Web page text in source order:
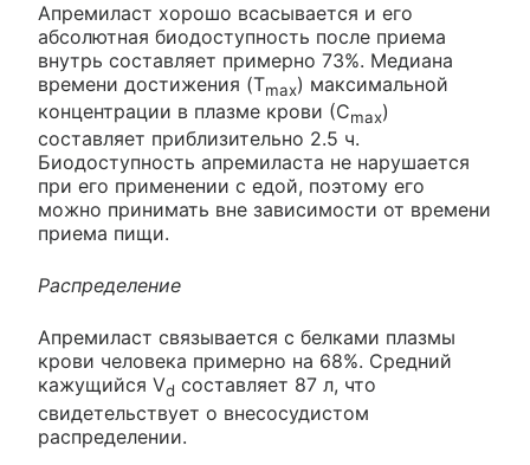
Апремиласт хорошо всасывается и его
абсолютная биодоступность после приема
внутрь составляет примерно 73%. Медиана
времени достижения (Tmax) максимальной
концентрации в плазме крови (Сmax)
составляет приблизительно 2.5 ч.
Биодоступность апремиласта не нарушается
при его применении с едой, поэтому его
можно принимать вне зависимости от времени
приема пищи.
Распределение
Апремиласт связывается с белками плазмы
крови человека примерно на 68%. Средний
кажущийся Vd составляет 87 л, что
свидетельствует о внесосудистом
распределении.